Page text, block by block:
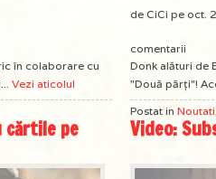
în colaborare cu
Vezi aticolul
de CiCi pe oct.
comentarii
Donk alături de
"Două părţi"!
Postat in Noutati
cărtile pe Video: